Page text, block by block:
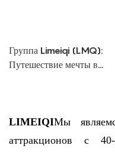
Группа Limeiqi (LMQ):
Путешествие мечты в
LIMEIQIМы
аттракционов с